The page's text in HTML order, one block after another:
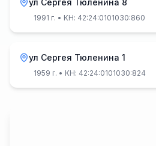
ул Сергея Тюленина 8
1991 г. • КН: 42:24:0101030:860
ул Сергея Тюленина 1
1959 г. • КН: 42:24:0101030:824